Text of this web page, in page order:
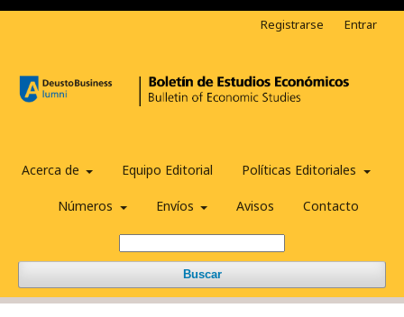
Acerca de Equipo Editorial Políticas Editoriales
Números Envíos Avisos Contacto
Buscar
Registrarse Entrar